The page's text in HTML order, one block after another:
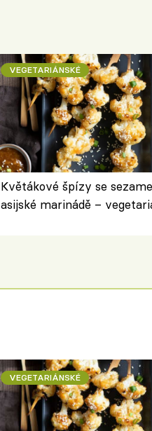
VEGETARIÁNSKÉ
Květákové špízy se
asijské marinádě –
VEGETARIÁNSKÉ